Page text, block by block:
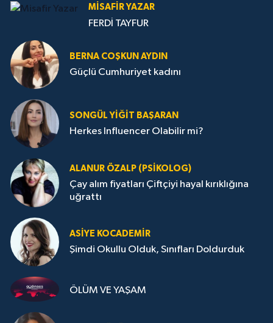
MISAFIR YAZAR
FERDİ TAYFUR
BERNA COŞKUN AYDIN
Güçlü Cumhuriyet kadını
SONGÜL YIĞIT BAŞARAN
Herkes Influencer Olabilir mi?
ALANUR ÖZALP (PSIKOLOG)
Çay alım fiyatları Çiftçiyi hayal kırıklığına
uğrattı
ASIYE KOCADEMİR
Şimdi Okullu Olduk, Sınıfları Doldurduk
ÖLÜM VE YAŞAM